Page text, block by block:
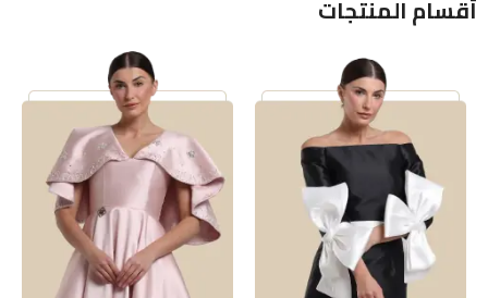
أقسام المنتجات